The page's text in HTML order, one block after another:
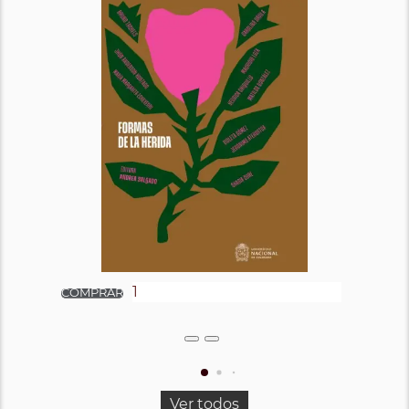
Ver todos los titulos de este autor
Ver todos